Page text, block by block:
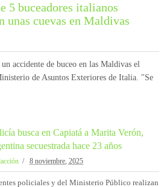
5 buceadores italianos
unas cuevas en Maldivas
accidente de buceo en las Maldivas el
de Asuntos Exteriores de Italia. "Se
busca en Capiatá a Marita Verón,
secuestrada hace 23 años
8 noviembre, 2025
policiales y del Ministerio Público realizan